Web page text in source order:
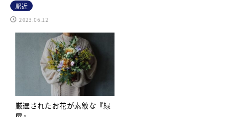
駅近
2023.06.12
厳選されたお花が素敵な『緑